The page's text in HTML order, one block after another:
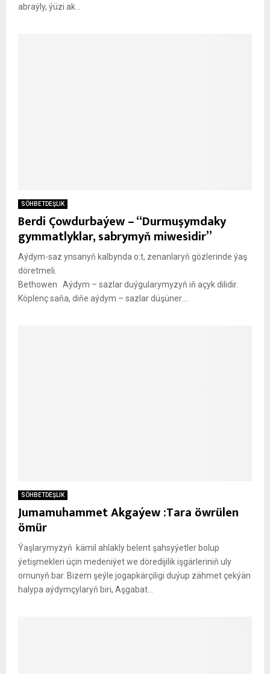
abraýly, ýüzi ak...
SÖHBETDEŞLIK
Berdi Çowdurbaýew – “Durmuşymdaky
gymmatlyklar, sabrymyň miwesidir”
Aýdym-saz ynsanyň kalbynda o:t, zenanlaryň gözlerinde ýaş
döretmeli.
Bethowen Aýdym – sazlar duýgularymyzyň iň açyk dilidir.
Köplenç saňa, diňe aýdym – sazlar düşüner....
SÖHBETDEŞLIK
Jumamuhammet Akgaýew :Tara öwrülen
ömür
Ýaşlarymyzyň kämil ahlakly belent şahsyýetler bolup
ýetişmekleri üçin medeniýet we döredijilik işgärleriniň uly
ornunyň bar. Bizem şeýle jogapkärçiligi duýup zähmet çekýän
halypa aýdymçylaryň biri, Aşgabat...